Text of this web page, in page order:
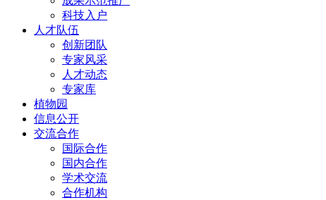
科技入户
人才队伍
创新团队
专家风采
人才动态
专家库
植物园
信息公开
交流合作
国际合作
国内合作
学术交流
合作机构